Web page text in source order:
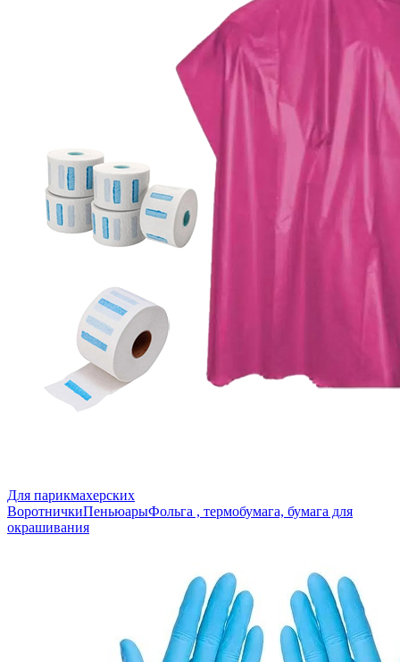
Для парикмахерских
ВоротничкиПеньюарыФольга , термобумага, бумага для
окрашивания